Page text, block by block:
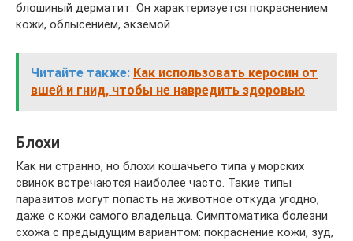
блошиный дерматит. Он характеризуется покраснением
кожи, облысением, экземой.
Читайте также: Как использовать керосин от
вшей и гнид, чтобы не навредить здоровью
Блохи
Как ни странно, но блохи кошачьего типа у морских
свинок встречаются наиболее часто. Такие типы
паразитов могут попасть на животное откуда угодно,
даже с кожи самого владельца. Симптоматика болезни
схожа с предыдущим вариантом: покраснение кожи, зуд,